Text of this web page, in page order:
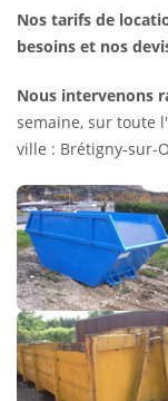
Nos tarifs de
besoins et nos
Nous intervenons
semaine, sur toute l'
ville : Brétigny-sur-